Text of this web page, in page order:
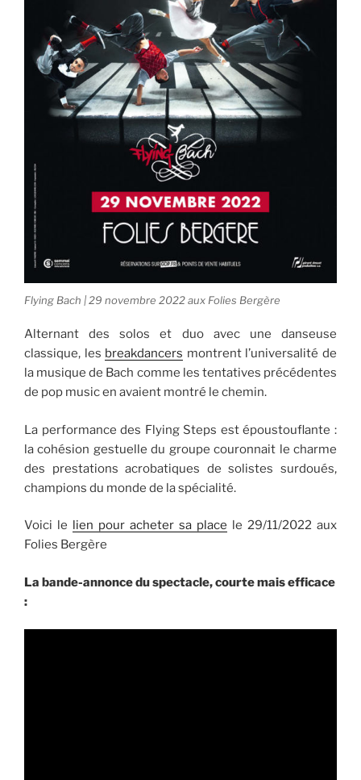
Flying Bach | 29 novembre 2022 aux Folies Bergère
Alternant des solos et duo avec une danseuse
classique, les breakdancers montrent l’universalité de
la musique de Bach comme les tentatives précédentes
de pop music en avaient montré le chemin.
La performance des Flying Steps est époustouflante :
la cohésion gestuelle du groupe couronnait le charme
des prestations acrobatiques de solistes surdoués,
champions du monde de la spécialité.
Voici le lien pour acheter sa place le 29/11/2022 aux
Folies Bergère
La bande-annonce du spectacle, courte mais efficace
: